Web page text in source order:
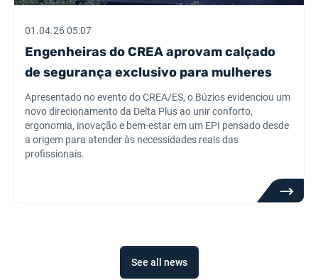
01.04.26 05:07
Engenheiras do CREA aprovam calçado
de segurança exclusivo para mulheres
Apresentado no evento do CREA/ES, o Búzios evidenciou um
novo direcionamento da Delta Plus ao unir conforto,
ergonomia, inovação e bem-estar em um EPI pensado desde
a origem para atender às necessidades reais das
profissionais.
See all news